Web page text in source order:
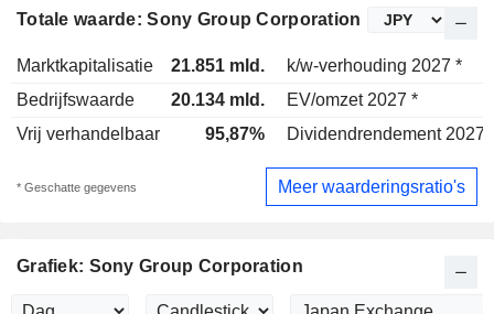
Totale waarde: Sony Group Corporation
Marktkapitalisatie 21.851 mld.
k/w-verhouding 2027 *
Bedrijfswaarde
20.134 mld.
EV/omzet 2027 *
Vrij verhandelbaar
95,87% Dividendrendement 2027
* Geschatte gegevens Meer waarderingsratio's
Grafiek: Sony Group Corporation